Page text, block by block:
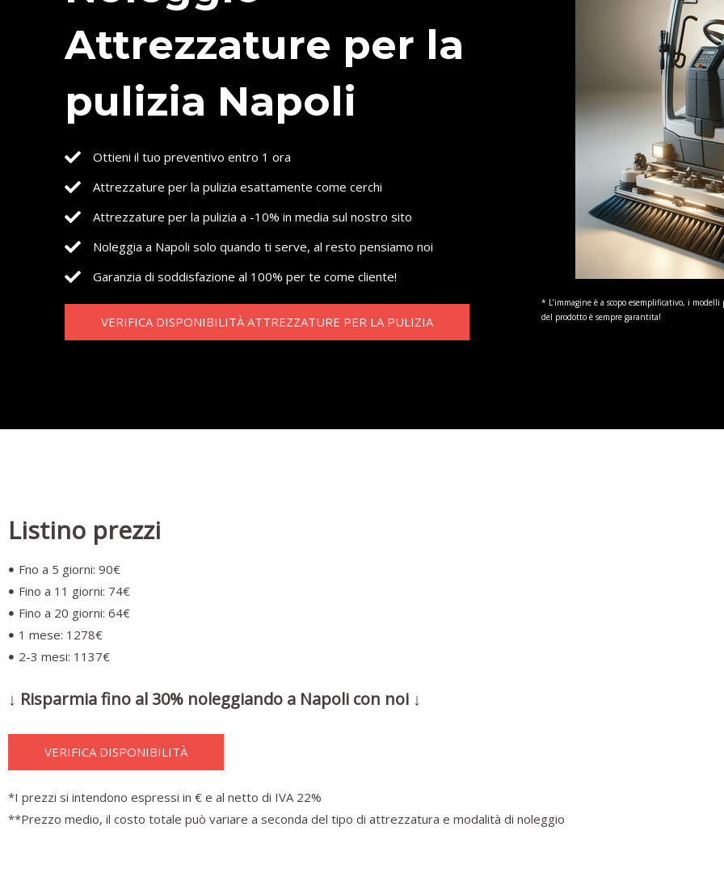
Attrezzature per la
pulizia Napoli
Ottieni il tuo preventivo entro 1 ora
Attrezzature per la pulizia esattamente come cerchi
Attrezzature per la pulizia a -10% in media sul nostro sito
Noleggia a Napoli solo quando ti serve, al resto pensiamo noi
Garanzia di soddisfazione al 100% per te come cliente!
VERIFICA DISPONIBILITÀ ATTREZZATURE PER LA PULIZIA
* L’immagine è a scopo esemplificativo, i
del prodotto è sempre garantita!
Listino prezzi
Fno a 5 giorni: 90€
Fino a 11 giorni: 74€
Fino a 20 giorni: 64€
1 mese: 1278€
2-3 mesi: 1137€
↓ Risparmia fino al 30% noleggiando a Napoli con noi ↓
VERIFICA DISPONIBILITÀ
*I prezzi si intendono espressi in € e al netto di IVA 22%
**Prezzo medio, il costo totale può variare a seconda del tipo di attrezzatura e modalità di noleggio